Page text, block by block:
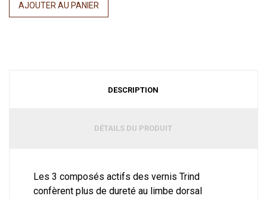
AJOUTER AU PANIER
DESCRIPTION
DÉTAILS DU PRODUIT
Les 3 composés actifs des vernis Trind
confèrent plus de dureté au limbe dorsal